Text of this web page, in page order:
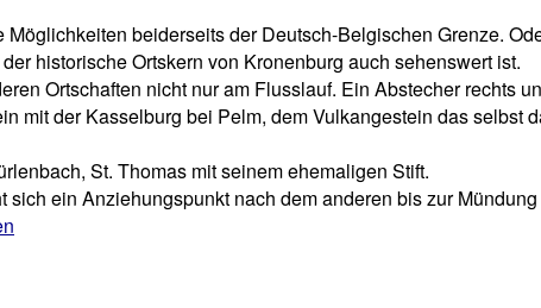
beiderseits der Deutsch-Belgischen Grenze.
historische Ortskern von Kronenburg auch sehenswert ist.
Ortschaften nicht nur am Flusslauf. Ein Abstecher rechts
mit der Kasselburg bei Pelm, dem Vulkangestein das selbst
St. Thomas mit seinem ehemaligen Stift.
ein Anziehungspunkt nach dem anderen bis zur